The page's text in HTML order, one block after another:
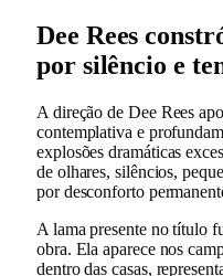
Dee Rees
por silêncio e
A direção de Dee Rees
contemplativa e
explosões dramáticas
de olhares, silêncios,
por desconforto
A lama presente no título
obra. Ela aparece nos
dentro das casas,